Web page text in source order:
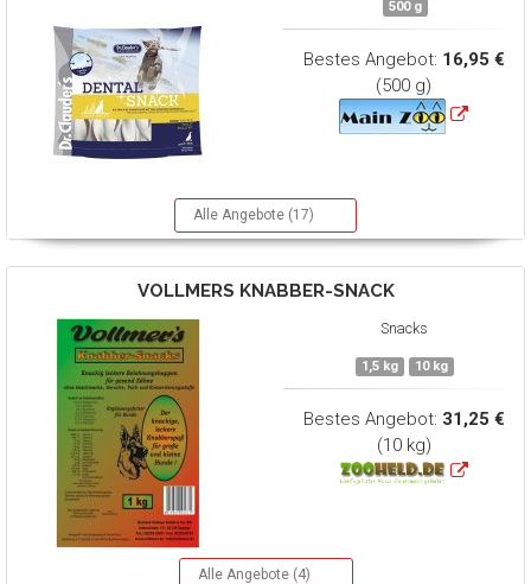
500 g
Bestes Angebot: 16,95 €
(500 g)
Alle Angebote (17)
VOLLMERS KNABBER-SNACK
Snacks
1,5 kg 10 kg
Bestes Angebot: 31,25 €
(10 kg)
Alle Angebote (4)